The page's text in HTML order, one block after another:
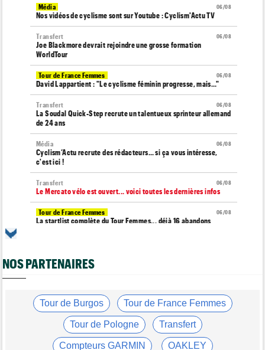
06/08
Média
Nos vidéos de cyclisme sont sur Youtube : Cyclism'Actu TV
06/08
Transfert
Joe Blackmore devrait rejoindre une grosse formation
WorldTour
06/08
Tour de France Femmes
David Lappartient : "Le cyclisme féminin progresse, mais…"
06/08
Transfert
La Soudal Quick-Step recrute un talentueux sprinteur allemand
de 24 ans
06/08
Média
Cyclism’Actu recrute des rédacteurs… si ça vous intéresse,
c'est ici !
06/08
Transfert
Le Mercato vélo est ouvert... voici toutes les dernières infos
06/08
Tour de France Femmes
La startlist complète du Tour Femmes... déjà 16 abandons
Tour du Portugal
06/08
Tour de Pologne
Bart Lemmen : "J'attendais cette 1ère victoire depuis
longtemps"
Tour de France Femmes
NOS PARTENAIRES
Tour de Burgos Tour de France Femmes
Tour de Pologne Transfert
Compteurs GARMIN OAKLEY